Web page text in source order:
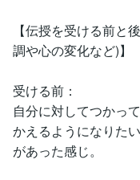
【伝授を受ける前と
調や心の変化など)】
受ける前：
自分に対してつかっ
かえるようになりた
があった感じ。